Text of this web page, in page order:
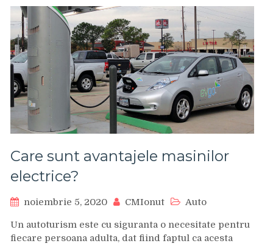
Care sunt avantajele masinilor
electrice?
noiembrie 5, 2020 CMIonut Auto
Un autoturism este cu siguranta o necesitate pentru
fiecare persoana adulta, dat fiind faptul ca acesta